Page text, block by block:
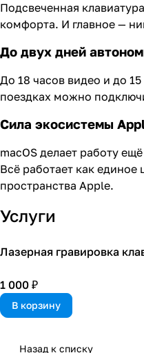
Подсвеченная
комфорта. И главное —
До двух дней
До 18 часов видео и до
поездках можно
Сила экосистемы
macOS делает работу
Всё работает как единое
пространства Apple.
Услуги
Лазерная гравировка
1 000 ₽
В корзину
Назад к списку